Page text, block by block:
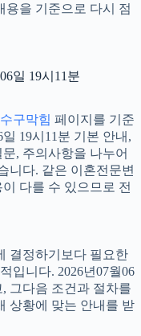
용을 기준으로 다시 점
일 19시11분
구막힘 페이지를 기준
19시11분 기본 안내,
, 주의사항을 나누어
니다. 같은 이혼전문변
다를 수 있으므로 전
결정하기보다 필요한
입니다. 2026년07월06
그다음 조건과 절차를
상황에 맞는 안내를 받